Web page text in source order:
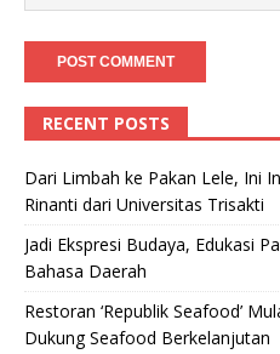
RECENT POSTS
Dari Limbah ke Pakan Lele, Ini
Rinanti dari Universitas Trisakti
Jadi Ekspresi Budaya, Edukasi
Bahasa Daerah
Restoran ‘Republik Seafood’
Dukung Seafood Berkelanjutan